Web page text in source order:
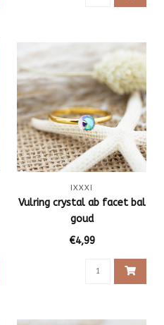
IXXXI
Vulring crystal ab facet bal
goud
€4,99